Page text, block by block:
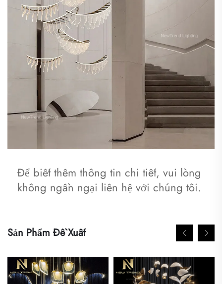
Để biết thêm thông tin chi tiết, vui lòng
không ngần ngại liên hệ với chúng tôi.
Sản Phẩm Đề Xuất